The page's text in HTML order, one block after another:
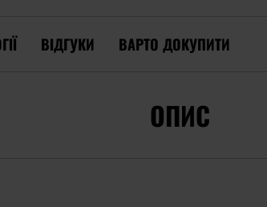
ВІДГУКИ ВАРТО ДОКУПИТИ
ОПИС